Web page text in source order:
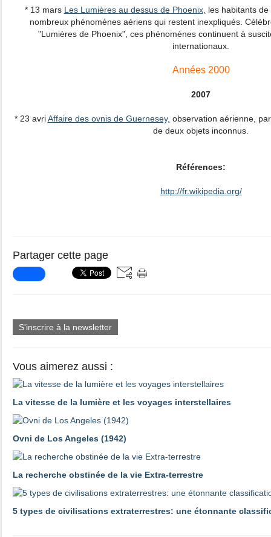
* 13 mars Les Lumières au dessus de Phoenix, les habitants
nombreux phénomènes aériens qui restent inexpliqués.
"Lumières de Phoenix", ces phénomènes continuent à
internationaux.
Années 2000
2007
* 23 avriAffaire des ovnis de Guernesey, observation aérienne,
de deux objets inconnus.
Références:
http://fr.wikipedia.org/
Partager cette page
S'inscrire à la newsletter
Vous aimerez aussi :
La vitesse de la lumière et les voyages interstellaires
Ovni de Los Angeles (1942)
La recherche obstinée de la vie Extra-terrestre
5 types de civilisations extraterrestres: une étonnante